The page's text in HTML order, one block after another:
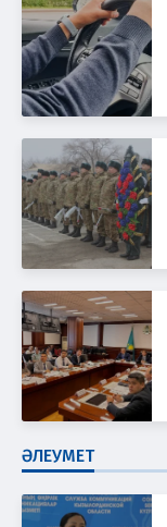
ӘЛЕУМЕТ